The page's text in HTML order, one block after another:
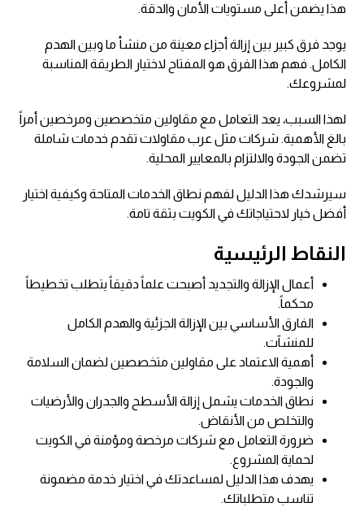
هذا يضمن أعلى مستويات الأمان والدقة.
يوجد فرق كبير بين إزالة أجزاء معينة من منشأ ما وبين الهدم
الكامل. فهم هذا الفرق هو المفتاح لاختيار الطريقة المناسبة
لمشروعك.
لهذا السبب، يعد التعامل مع مقاولين متخصصين ومرخصين أمراً
بالغ الأهمية. شركات مثل عرب مقاولات تقدم خدمات شاملة
تضمن الجودة والالتزام بالمعايير المحلية.
سيرشدك هذا الدليل لفهم نطاق الخدمات المتاحة وكيفية اختيار
أفضل خيار لاحتياجاتك في الكويت بثقة تامة.
النقاط الرئيسية
أعمال الإزالة والتجديد أصبحت علماً دقيقاً يتطلب تخطيطاً
محكماً.
الفارق الأساسي بين الإزالة الجزئية والهدم الكامل
للمنشآت.
أهمية الاعتماد على مقاولين متخصصين لضمان السلامة
والجودة.
نطاق الخدمات يشمل إزالة الأسطح والجدران والأرضيات
والتخلص من الأنقاض.
ضرورة التعامل مع شركات مرخصة ومؤمنة في الكويت
لحماية المشروع.
يهدف هذا الدليل لمساعدتك في اختيار خدمة مضمونة
تناسب متطلباتك.